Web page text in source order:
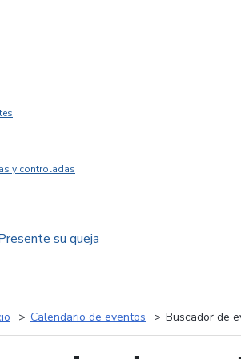
y controladas
su queja
Calendario de eventos Buscador de